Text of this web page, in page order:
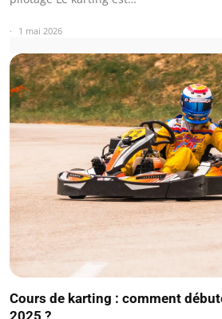
1 mai 2026
Cours de karting : comment